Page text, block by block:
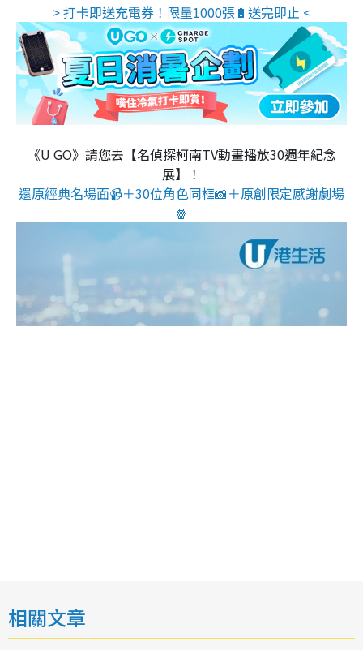
> 打卡即送充電券！限量1000張🔋送完即止 <
《U GO》請您去【名偵探柯南TV動畫播放30週年紀念
展】！
還原經典名場面📹＋30位角色同框📸＋原創限定感謝劇場
🍿
相關文章